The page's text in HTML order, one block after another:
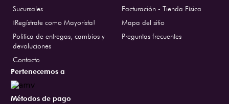
Sucursales
¡Regístrate como Mayorista!
Politica de entregas, cambios y
devoluciones
Contacto
Facturación - Tienda Física
Mapa del sitio
Preguntas frecuentes
Pertenecemos a
Métodos de pago